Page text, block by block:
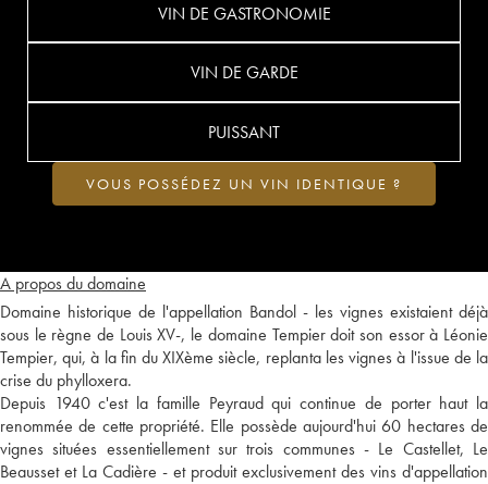
A propos du domaine
Domaine historique de l'appellation Bandol - les vignes existaient déjà
sous le règne de Louis XV-, le domaine Tempier doit son essor à Léonie
Tempier, qui, à la fin du XIXème siècle, replanta les vignes à l'issue de la
crise du phylloxera.
Depuis 1940 c'est la famille Peyraud qui continue de porter haut la
renommée de cette propriété. Elle possède aujourd'hui 60 hectares de
vignes situées essentiellement sur trois communes - Le Castellet, Le
Beausset et La Cadière - et produit exclusivement des vins d'appellation
VIN DE GASTRONOMIE
VIN DE GARDE
PUISSANT
VOUS POSSÉDEZ UN VIN IDENTIQUE ?